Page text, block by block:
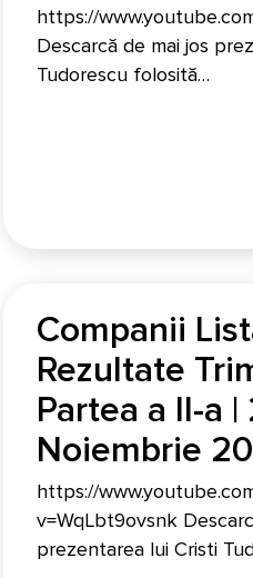
https://
Descarcă de mai jos
Tudorescu folosită…
Companii
Rezultate
Partea a II-a |
Noiembrie
https://
v=WqLbt9ovsnk
prezentarea lui Cristi